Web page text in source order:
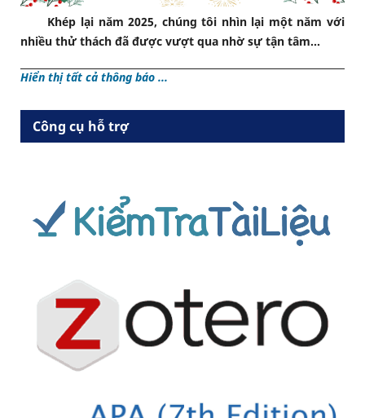
Khép lại năm 2025, chúng tôi nhìn lại một năm với
nhiều thử thách đã được vượt qua nhờ sự tận tâm...
Hiển thị tất cả thông báo ...
Công cụ hỗ trợ